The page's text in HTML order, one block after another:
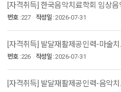
[자격취득] 한국음악치료학회 임상
번호:227 작성일 :2026-07-31
[자격취득] 발달재활제공인력-마술
번호:226 작성일 :2026-07-31
[자격취득] 발달재활제공인력-음악